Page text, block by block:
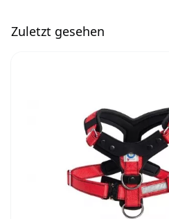
Zuletzt gesehen